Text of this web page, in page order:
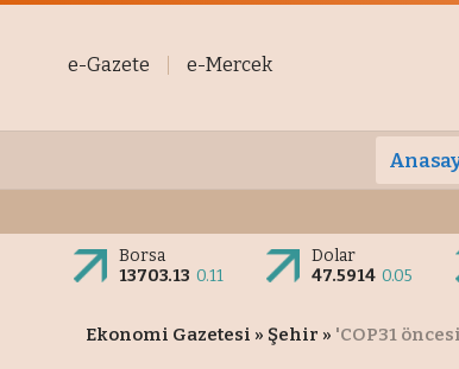
e-Gazete e-Mercek
Borsa
13703.13 0.11
Dolar
47.5914 0.05
Ekonomi Gazetesi » Şehir » 'COP31